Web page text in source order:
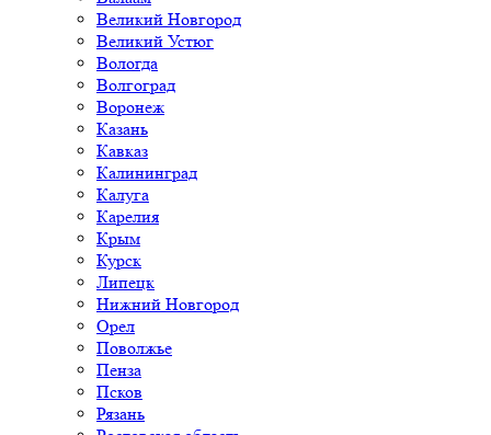
Великий Новгород
Великий Устюг
Вологда
Волгоград
Воронеж
Казань
Кавказ
Калининград
Калуга
Карелия
Крым
Курск
Липецк
Нижний Новгород
Орел
Поволжье
Пенза
Псков
Рязань